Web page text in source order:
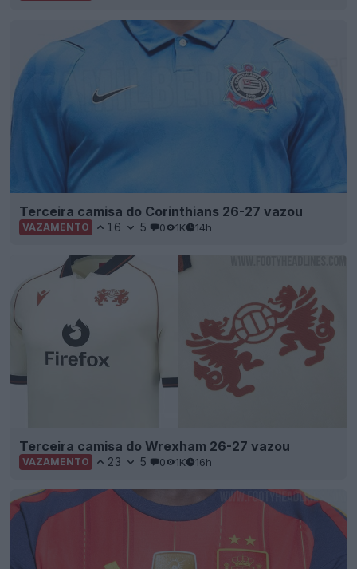
Terceira camisa do Corinthians 26-27 vazou
VAZAMENTO 16 5 0 1K 14h
Terceira camisa do Wrexham 26-27 vazou
VAZAMENTO 23 5 0 1K 16h